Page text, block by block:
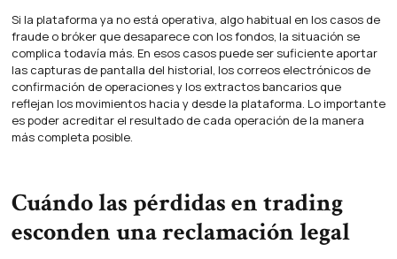
Si la plataforma ya no está operativa, algo habitual en los casos de
fraude o bróker que desaparece con los fondos, la situación se
complica todavía más. En esos casos puede ser suficiente aportar
las capturas de pantalla del historial, los correos electrónicos de
confirmación de operaciones y los extractos bancarios que
reflejan los movimientos hacia y desde la plataforma. Lo importante
es poder acreditar el resultado de cada operación de la manera
más completa posible.
Cuándo las pérdidas en trading
esconden una reclamación legal